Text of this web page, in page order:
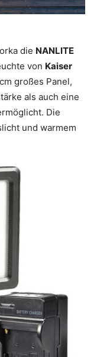
die NANLITE
von Kaiser
großes Panel,
als auch eine
Die
und warmem